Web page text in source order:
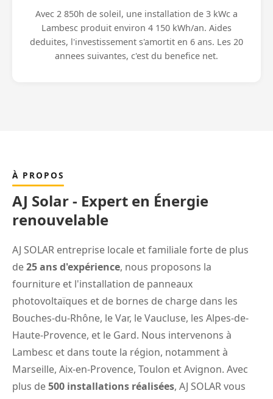
Avec 2 850h de soleil, une installation de 3 kWc a
Lambesc produit environ 4 150 kWh/an. Aides
deduites, l'investissement s'amortit en 6 ans. Les 20
annees suivantes, c'est du benefice net.
À PROPOS
AJ Solar - Expert en Énergie
renouvelable
AJ SOLAR entreprise locale et familiale forte de plus
de25 ans d'expérience, nous proposons la
fourniture et l'installation de panneaux
photovoltaïques et de bornes de charge dans les
Bouches-du-Rhône, le Var, le Vaucluse, les Alpes-de-
Haute-Provence, et le Gard. Nous intervenons à
Lambesc et dans toute la région, notamment à
Marseille, Aix-en-Provence, Toulon etAvignon. Avec
plus de500 installations réalisées, AJ SOLAR vous